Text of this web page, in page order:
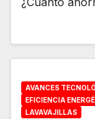
AVANCES
EFICIENCIA
LAVAVAJILLAS